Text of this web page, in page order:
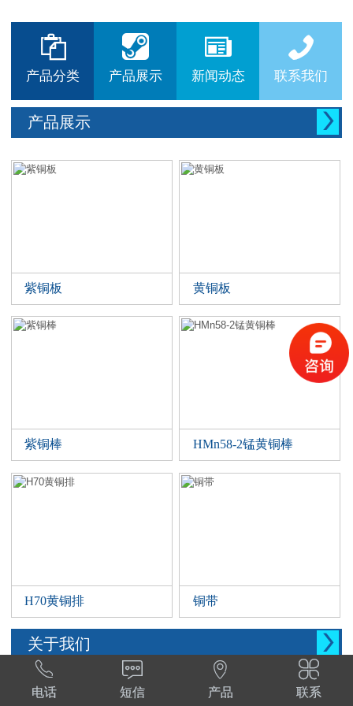



产品分类

产品展示

新闻动态

联系我们
产品展示 
紫铜板 黄铜板
紫铜棒 HMn58-2锰黄铜棒
H70黄铜排 铜带
关于我们 
西安晨腾物资有限公司 常年销售铜管，铜棒。
铜棒，铜排等。材质:T1,T2,T3,TP2,Tu1,TU2,

电话

短信

产品

联系